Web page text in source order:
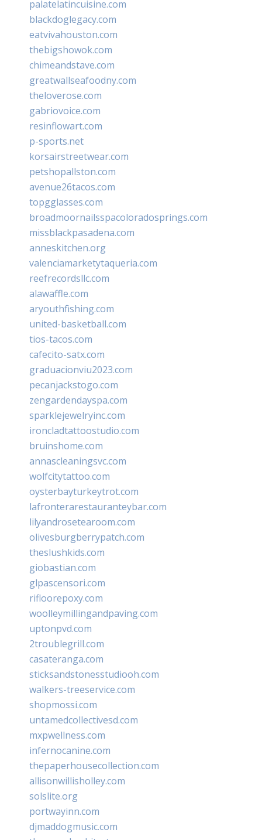
palatelatincuisine.com
blackdoglegacy.com
eatvivahouston.com
thebigshowok.com
chimeandstave.com
greatwallseafoodny.com
theloverose.com
gabriovoice.com
resinflowart.com
p-sports.net
korsairstreetwear.com
petshopallston.com
avenue26tacos.com
topgglasses.com
broadmoornailsspacoloradosprings.com
missblackpasadena.com
anneskitchen.org
valenciamarketytaqueria.com
reefrecordsllc.com
alawaffle.com
aryouthfishing.com
united-basketball.com
tios-tacos.com
cafecito-satx.com
graduacionviu2023.com
pecanjackstogo.com
zengardendayspa.com
sparklejewelryinc.com
ironcladtattoostudio.com
bruinshome.com
annascleaningsvc.com
wolfcitytattoo.com
oysterbayturkeytrot.com
lafronterarestauranteybar.com
lilyandrosetearoom.com
olivesburgberrypatch.com
theslushkids.com
giobastian.com
glpascensori.com
rifloorepoxy.com
woolleymillingandpaving.com
uptonpvd.com
2troublegrill.com
casateranga.com
sticksandstonesstudiooh.com
walkers-treeservice.com
shopmossi.com
untamedcollectivesd.com
mxpwellness.com
infernocanine.com
thepaperhousecollection.com
allisonwillisholley.com
solslite.org
portwayinn.com
djmaddogmusic.com